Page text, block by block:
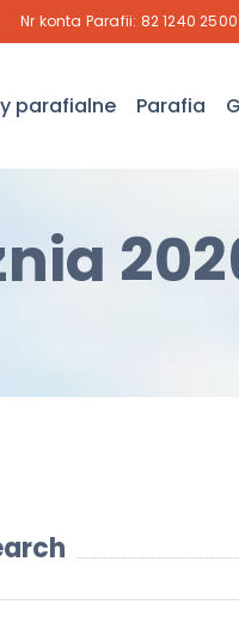
Nr konta Parafii: 82 1240 2500
parafialne Parafia